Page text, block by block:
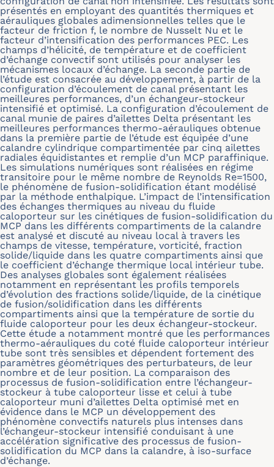
présentés en employant des quantités thermiques et
aérauliques globales adimensionnelles telles que le
facteur de friction f, le nombre de Nusselt Nu et le
facteur d’intensification des performances PEC. Les
champs d’hélicité, de température et de coefficient
d’échange convectif sont utilisés pour analyser les
mécanismes locaux d’échange. La seconde partie de
l’étude est consacrée au développement, à partir de la
configuration d’écoulement de canal présentant les
meilleures performances, d’un échangeur-stockeur
intensifié et optimisé. La configuration d’écoulement de
canal munie de paires d’ailettes Delta présentant les
meilleures performances thermo-aérauliques obtenue
dans la première partie de l’étude est équipée d’une
calandre cylindrique compartimentée par cinq ailettes
radiales équidistantes et remplie d’un MCP paraffinique.
Les simulations numériques sont réalisées en régime
transitoire pour le même nombre de Reynolds Re=1500,
le phénomène de fusion-solidification étant modélisé
par la méthode enthalpique. L’impact de l’intensification
des échanges thermiques au niveau du fluide
caloporteur sur les cinétiques de fusion-solidification du
MCP dans les différents compartiments de la calandre
est analysé et discuté au niveau local à travers les
champs de vitesse, température, vorticité, fraction
solide/liquide dans les quatre compartiments ainsi que
le coefficient d’échange thermique local intérieur tube.
Des analyses globales sont également réalisées
notamment en représentant les profils temporels
d’évolution des fractions solide/liquide, de la cinétique
de fusion/solidification dans les différents
compartiments ainsi que la température de sortie du
fluide caloporteur pour les deux échangeur-stockeur.
Cette étude a notamment montré que les performances
thermo-aérauliques du coté fluide caloporteur intérieur
tube sont très sensibles et dépendent fortement des
paramètres géométriques des perturbateurs, de leur
nombre et de leur position. La comparaison des
processus de fusion-solidification entre l’échangeur-
stockeur à tube caloporteur lisse et celui à tube
caloporteur muni d’ailettes Delta optimisé met en
évidence dans le MCP un développement des
phénomène convectifs naturels plus intenses dans
l’échangeur-stockeur intensifié conduisant à une
accélération significative des processus de fusion-
solidification du MCP dans la calandre, à iso-surface
d’échange.